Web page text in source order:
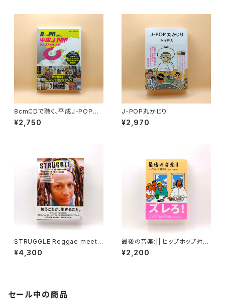
8cmCDで聴く、平成J-POPデ
ィスクガイド 「小室」系、「ビー
イング」系、「渋谷」系──CDが
¥2,750
J-POP丸かじり
¥2,970
STRUGGLE Reggae meets
Punk in the UK
¥4,300
最後の音楽:|| ヒップホップ対話
篇
¥2,200
セール中の商品